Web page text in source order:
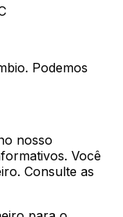
Podemos
nosso
Você
Consulte as